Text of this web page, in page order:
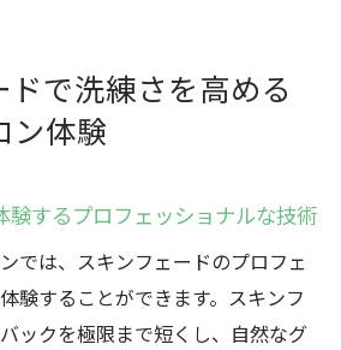
ドで洗練さを高める
ン体験
験するプロフェッショナルな技術
では、スキンフェードのプロフェ
験することができます。スキンフ
ックを極限まで短くし、自然なグ